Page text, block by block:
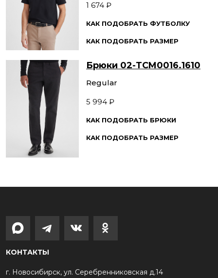
1 674 ₽
КАК ПОДОБРАТЬ ФУТБОЛКУ
КАК ПОДОБРАТЬ РАЗМЕР
Брюки 02-TCM0016.1610
Regular
5 994 ₽
КАК ПОДОБРАТЬ БРЮКИ
КАК ПОДОБРАТЬ РАЗМЕР
КОНТАКТЫ
г. Новосибирск, ул. Серебренниковская д.14